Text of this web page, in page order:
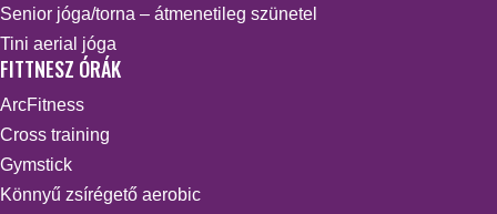
Senior jóga/torna – átmenetileg szünetel
Tini aerial jóga
FITTNESZ ÓRÁK
ArcFitness
Cross training
Gymstick
Könnyű zsírégető aerobic